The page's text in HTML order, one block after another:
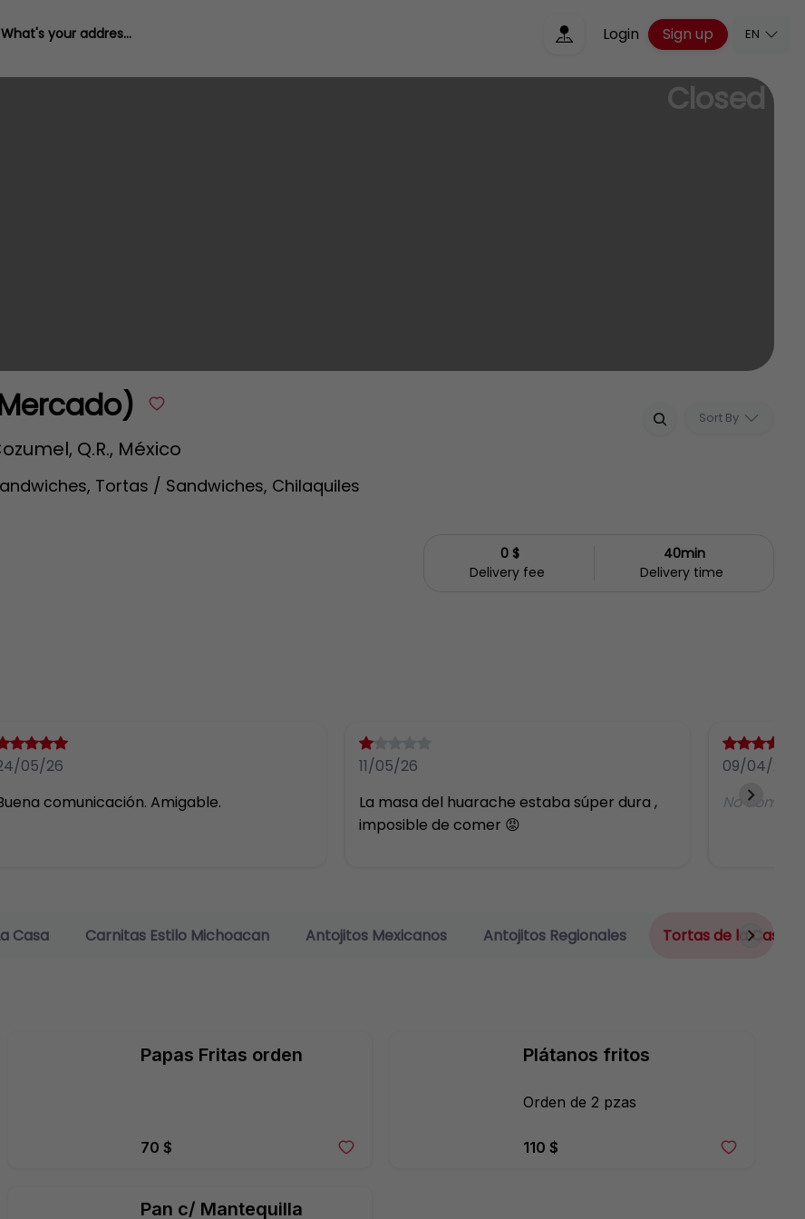
What's your address? Login Sign up EN
Closed
Sort By
Q.R., México
Tortas / Sandwiches, Chilaquiles
0 $
Delivery fee
40min
Delivery time
05/26
comunicación. Amigable.
11/05/26
La masa del huarache estaba súper dura ,
imposible de comer 😡
09/04/26
No
Casa Carnitas Estilo Michoacan Antojitos Mexicanos Antojitos Regionales Tortas de la Casa
Papas Fritas orden
70 $
Plátanos fritos
Orden de 2 pzas
110 $
Pan c/ Mantequilla